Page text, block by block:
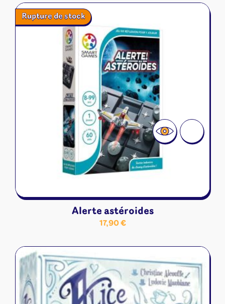
Rupture de stock
Alerte astéroides
17,90€